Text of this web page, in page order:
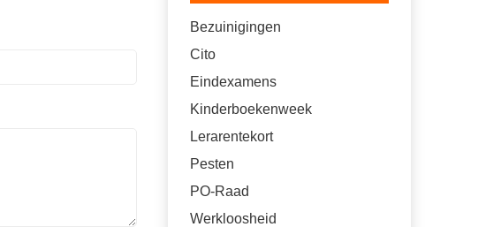
Bezuinigingen
Cito
Eindexamens
Kinderboekenweek
Lerarentekort
Pesten
PO-Raad
Werkloosheid